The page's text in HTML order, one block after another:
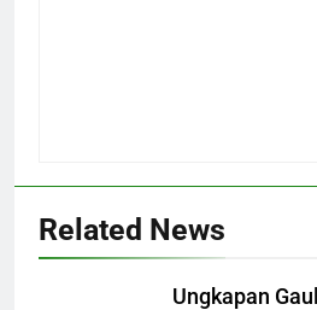
Related News
Ungkapan